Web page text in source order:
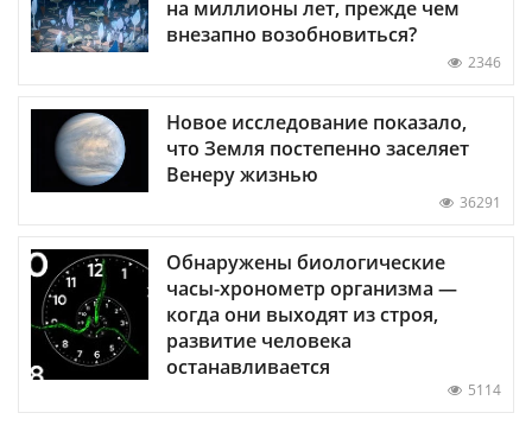
на миллионы лет, прежде чем
внезапно возобновиться?
2346
Новое исследование показало,
что Земля постепенно заселяет
Венеру жизнью
36291
Обнаружены биологические
часы-хронометр организма —
когда они выходят из строя,
развитие человека
останавливается
5114